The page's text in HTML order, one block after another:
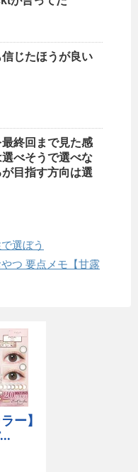
じたほうが良い
終回まで見た感
べそうで選べな
目指す方向は選
選ぼう
つ 要点メモ【甘露